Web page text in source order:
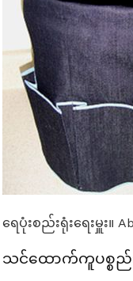
ရေပုံးစည်းရုံးရေးမှူး။
သင်ထောက်ကူပစ္စည်း